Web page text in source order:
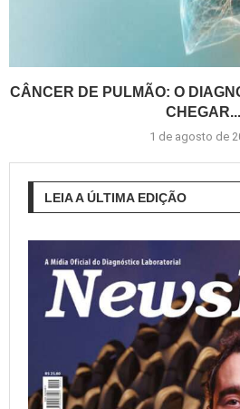
CÂNCER DE PULMÃO: O
CHEGAR...
1 de agosto de
LEIA A ÚLTIMA EDIÇÃO